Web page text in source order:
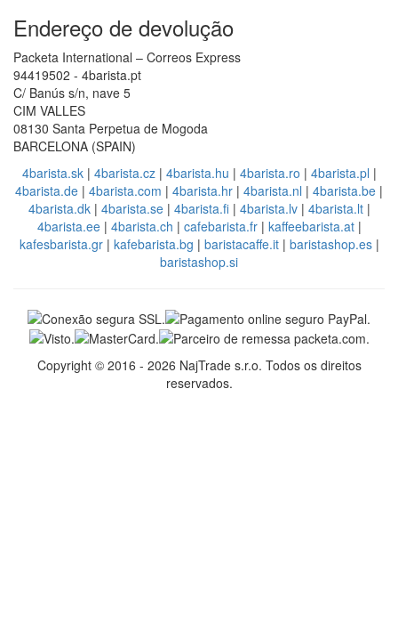
Endereço de devolução
Packeta International – Correos Express
94419502 - 4barista.pt
C/ Banús s/n, nave 5
CIM VALLES
08130 Santa Perpetua de Mogoda
BARCELONA (SPAIN)
4barista.sk| 4barista.cz| 4barista.hu | 4barista.ro | 4barista.pl |
4barista.de | 4barista.com | 4barista.hr | 4barista.nl | 4barista.be |
4barista.dk| 4barista.se| 4barista.fi| 4barista.lv| 4barista.lt|
4barista.ee| 4barista.ch | cafebarista.fr| kaffeebarista.at|
kafesbarista.gr| kafebarista.bg | baristacaffe.it| baristashop.es|
baristashop.si
Copyright © 2016 - 2026 NajTrade s.r.o. Todos os direitos
reservados.